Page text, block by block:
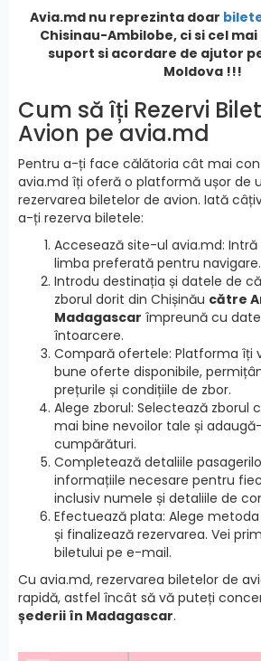
Avia.md nu reprezinta doar
Chisinau-Ambilobe, ci si cel
suport si acordare de ajutor
Moldova !!!
Cum să îți Rezervi
Avion pe avia.md
Pentru a-ți face călătoria cât mai
avia.md îți oferă o platformă ușor de
rezervarea biletelor de avion. Iată
a-ți rezerva biletele:
Accesează site-ul avia.md:
limba preferată pentru navigare.
Introdu destinația și datele de
zborul dorit din Chișinău către
Madagascar împreună cu
întoarcere.
Compară ofertele: Platforma îți
bune oferte disponibile,
prețurile și condițiile de zbor.
Alege zborul: Selectează zborul
mai bine nevoilor tale și
cumpărături.
Completează detaliile
informațiile necesare pentru
inclusiv numele și detaliile de
Efectuează plata: Alege
și finalizează rezervarea. Vei
biletului pe e-mail.
Cu avia.md, rezervarea biletelor de
rapidă, astfel încât să vă puteți
șederii în Madagascar.